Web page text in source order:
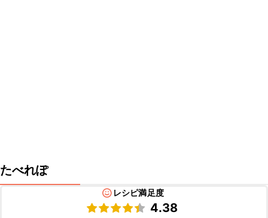
たべれぽ
レシピ満足度
4.38